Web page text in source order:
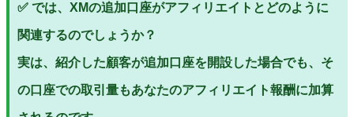
✅ では、XMの追加口座がアフィリエイトとどのように
関連するのでしょうか？
実は、紹介した顧客が追加口座を開設した場合でも、そ
の口座での取引量もあなたのアフィリエイト報酬に加算